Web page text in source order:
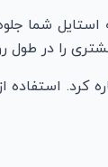
را در طول
استفاده